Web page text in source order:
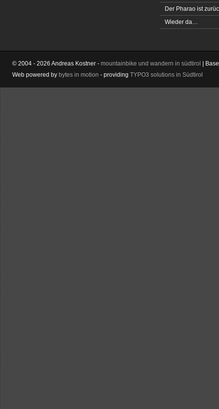
Der Pharao ist
Wieder da…
© 2004 - 2026 Andreas Kostner - mountainbike und wandern in südtirol |
Web powered by bytes in motion - providing TYPO3 solutions in Südtirol